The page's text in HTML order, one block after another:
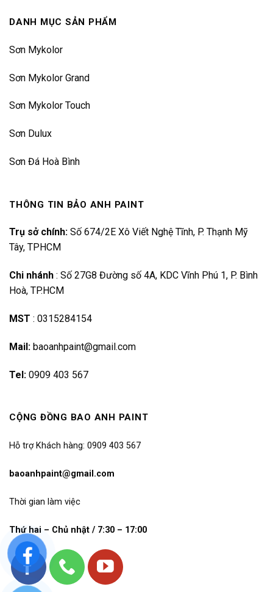
DANH MỤC SẢN PHẨM
Sơn Mykolor
Sơn Mykolor Grand
Sơn Mykolor Touch
Sơn Dulux
Sơn Đá Hoà Bình
THÔNG TIN BẢO ANH PAINT
Trụ sở chính: Số 674/2E Xô Viết Nghệ Tĩnh, P. Thạnh Mỹ
Tây, TPHCM
Chi nhánh : Số 27G8 Đường số 4A, KDC Vĩnh Phú 1, P. Bình
Hoà, TP.HCM
MST : 0315284154
Mail: baoanhpaint@gmail.com
Tel: 0909 403 567
CỘNG ĐỒNG BAO ANH PAINT
Hỗ trợ Khách hàng: 0909 403 567
baoanhpaint@gmail.com
Thời gian làm việc
Thứ hai – Chủ nhật / 7:30 – 17:00